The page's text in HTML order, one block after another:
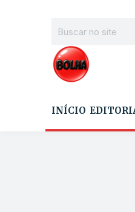
INÍCIO